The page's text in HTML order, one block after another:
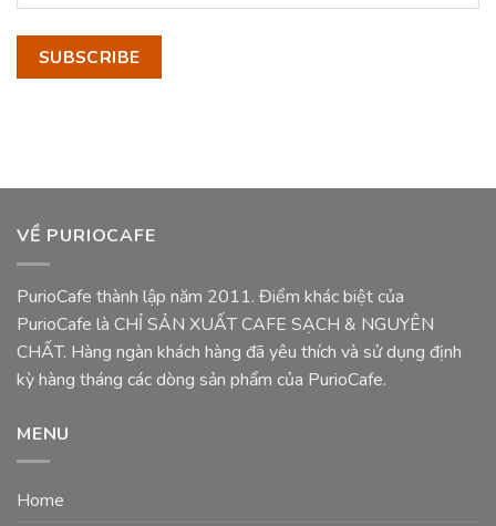
VỀ PURIOCAFE
PurioCafe thành lập năm 2011. Điểm khác biệt của
PurioCafe là CHỈ SẢN XUẤT CAFE SẠCH & NGUYÊN
CHẤT. Hàng ngàn khách hàng đã yêu thích và sử dụng định
kỳ hàng tháng các dòng sản phẩm của PurioCafe.
MENU
Home